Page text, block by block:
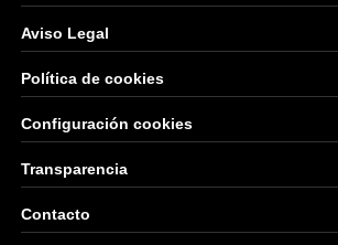
Aviso Legal
Política de cookies
Configuración cookies
Transparencia
Contacto